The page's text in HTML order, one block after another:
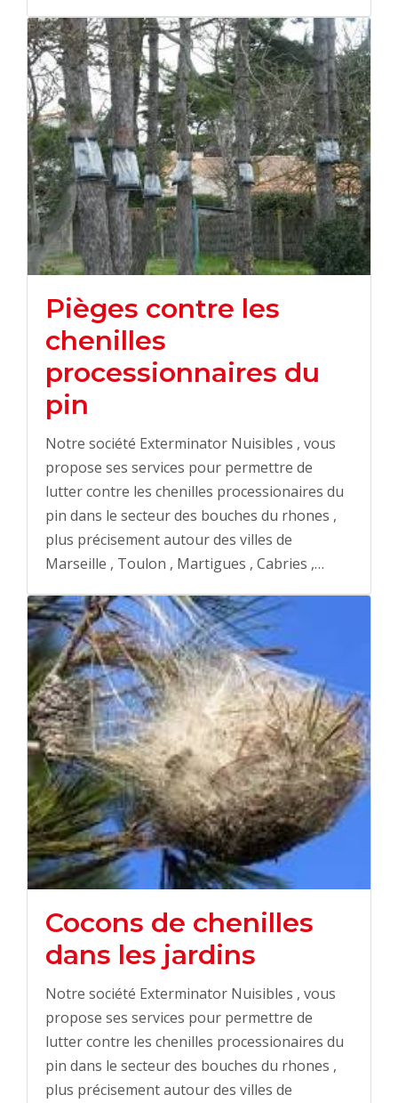
Pièges contre les
chenilles
processionnaires du
pin
Notre société Exterminator Nuisibles , vous
propose ses services pour permettre de
lutter contre les chenilles processionaires du
pin dans le secteur des bouches du rhones ,
plus précisement autour des villes de
Marseille , Toulon , Martigues , Cabries ,…
Cocons de chenilles
dans les jardins
Notre société Exterminator Nuisibles , vous
propose ses services pour permettre de
lutter contre les chenilles processionaires du
pin dans le secteur des bouches du rhones ,
plus précisement autour des villes de